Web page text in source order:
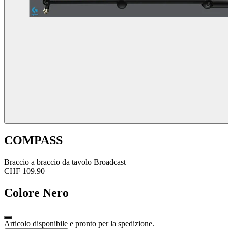
COMPASS
Braccio a braccio da tavolo Broadcast
CHF 109.90
Colore Nero
Articolo disponibile e pronto per la spedizione.